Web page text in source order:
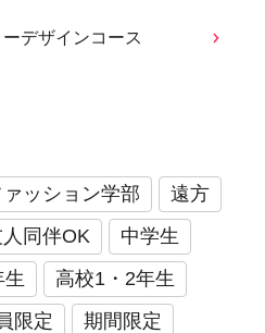
デザインコース
ァッション学部
遠方
同伴OK
中学生
生
高校1・2年生
限定
期間限定